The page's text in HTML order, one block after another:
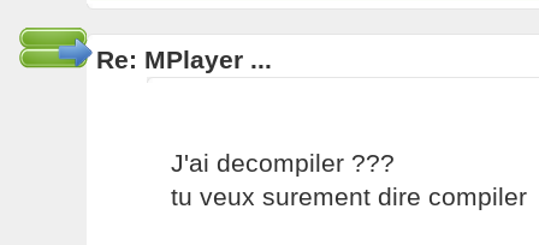
Re: MPlayer ...
J'ai decompiler ???
tu veux surement dire compiler